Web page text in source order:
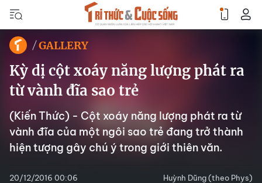
GALLERY
Kỳ dị cột xoáy năng lượng phát ra
từ vành đĩa sao trẻ
(Kiến Thức) - Cột xoáy năng lượng phát ra từ
vành đĩa của một ngôi sao trẻ đang trở thành
hiện tượng gây chú ý trong giới thiên văn.
20/12/2016 00:06 Huỳnh Dũng (theo Phys)